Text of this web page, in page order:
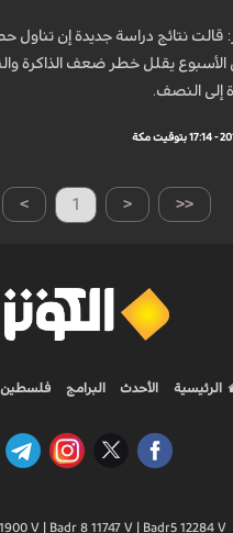
قالت نتائج دراسة جديدة إن
يقلل خطر ضعف الذاكرة
إلى النصف.
> 1 < <<
الرئيسية الأحدث البرامج فلسطين
V | Badr 8 11747 V | Badr5 12284 V